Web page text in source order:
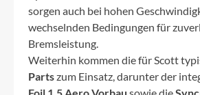
sorgen auch bei hohen
wechselnden Bedingungen für
Bremsleistung.
Weiterhin kommen die für Scott
Partszum Einsatz, darunter der